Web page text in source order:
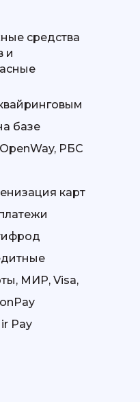
средства
и
базе
РБС
карт
МИР, Visa,
Pay